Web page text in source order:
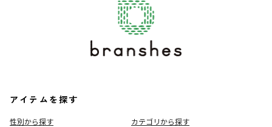
アイテムを探す
性別から探す
カテゴリから探す